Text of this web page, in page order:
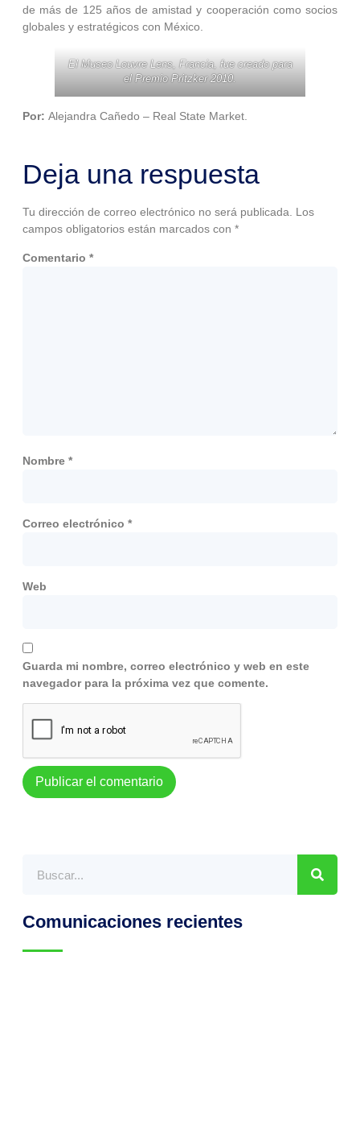
de más de 125 años de amistad y cooperación como socios
globales y estratégicos con México.
El Museo Louvre Lens, Francia, fue creado para
el Premio Pritzker 2010.
Por: Alejandra Cañedo – Real State Market.
Deja una respuesta
Tu dirección de correo electrónico no será publicada.
Los
campos obligatorios están marcados con *
Comentario *
Nombre *
Correo electrónico *
Web
Guarda mi nombre, correo electrónico y web en este
navegador para la próxima vez que comente.
Comunicaciones recientes